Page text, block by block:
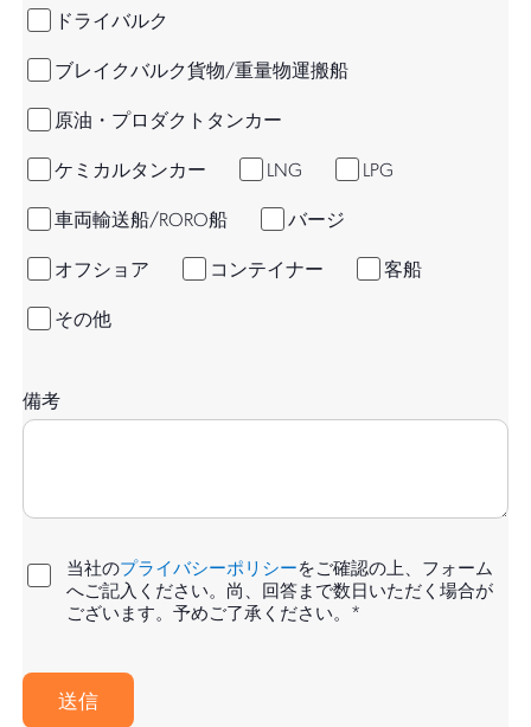
ドライバルク
ブレイクバルク貨物/重量物運搬船
原油・プロダクトタンカー
ケミカルタンカー
LNG
LPG
車両輸送船/RORO船
バージ
オフショア
コンテイナー
客船
その他
備考
当社のプライバシーポリシーをご確認の上、フォーム
へご記入ください。尚、回答まで数日いただく場合が
ございます。予めご了承ください。 *